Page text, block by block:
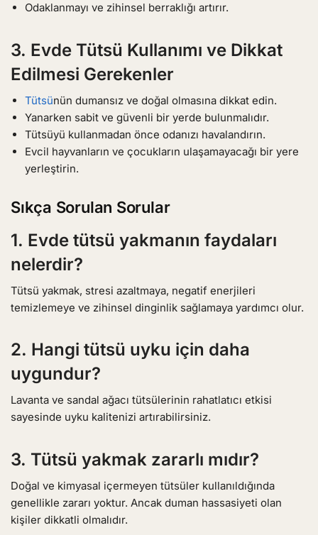
Odaklanmayı ve zihinsel berraklığı artırır.
3. Evde Tütsü Kullanımı ve Dikkat
Edilmesi Gerekenler
Tütsünün dumansız ve doğal olmasına dikkat edin.
Yanarken sabit ve güvenli bir yerde bulunmalıdır.
Tütsüyü kullanmadan önce odanızı havalandırın.
Evcil hayvanların ve çocukların ulaşamayacağı bir yere
yerleştirin.
Sıkça Sorulan Sorular
1. Evde tütsü yakmanın faydaları
nelerdir?
Tütsü yakmak, stresi azaltmaya, negatif enerjileri
temizlemeye ve zihinsel dinginlik sağlamaya yardımcı olur.
2. Hangi tütsü uyku için daha
uygundur?
Lavanta ve sandal ağacı tütsülerinin rahatlatıcı etkisi
sayesinde uyku kalitenizi artırabilirsiniz.
3. Tütsü yakmak zararlı mıdır?
Doğal ve kimyasal içermeyen tütsüler kullanıldığında
genellikle zararı yoktur. Ancak duman hassasiyeti olan
kişiler dikkatli olmalıdır.